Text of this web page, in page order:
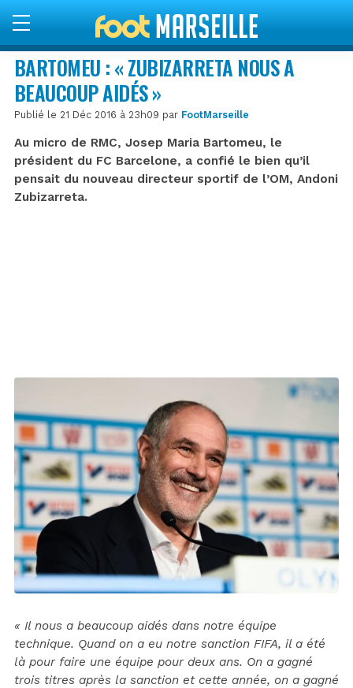
BARTOMEU : « ZUBIZARRETA NOUS A
BEAUCOUP AIDÉS »
Publié le 21 Déc 2016 à 23h09 par FootMarseille
Au micro de RMC, Josep Maria Bartomeu, le
président du FC Barcelone, a confié le bien qu’il
pensait du nouveau directeur sportif de l’OM, Andoni
Zubizarreta.
« Il nous a beaucoup aidés dans notre équipe
technique. Quand on a eu notre sanction FIFA, il a été
là pour faire une équipe pour deux ans. On a gagné
trois titres après la sanction et cette année, on a gagné